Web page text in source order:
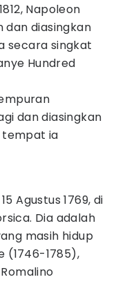
Napoleon
dan diasingkan
secara singkat
Hundred
dan diasingkan
tempat ia
Agustus 1769, di
Dia adalah
masih hidup
(1746-1785),